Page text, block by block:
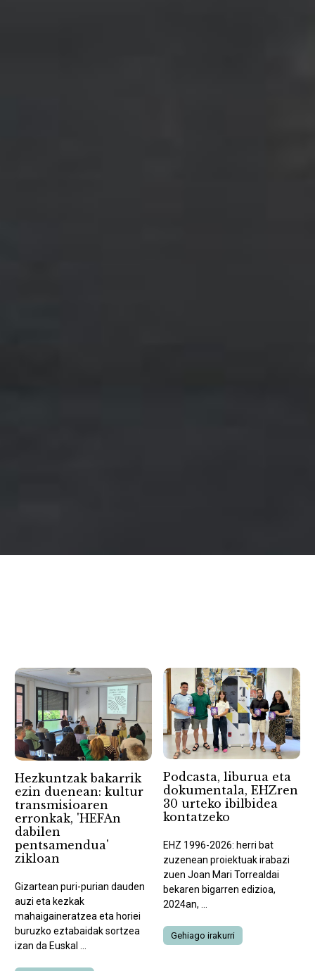
Hezkuntzak bakarrik
ezin duenean: kultur
transmisioaren
erronkak, 'HEFAn
dabilen
pentsamendua'
zikloan
Gizartean puri-purian dauden
auzi eta kezkak
mahaigaineratzea eta horiei
buruzko eztabaidak sortzea
izan da Euskal ...
Podcasta, liburua eta
dokumentala, EHZren
30 urteko ibilbidea
kontatzeko
EHZ 1996-2026: herri bat
zuzenean proiektuak irabazi
zuen Joan Mari Torrealdai
bekaren bigarren edizioa,
2024an, ...
Gehiago irakurri